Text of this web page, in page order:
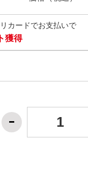
カードでお支払いで
獲得